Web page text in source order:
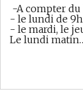
-A compter
- le lundi de
- le mardi, le
Le lundi